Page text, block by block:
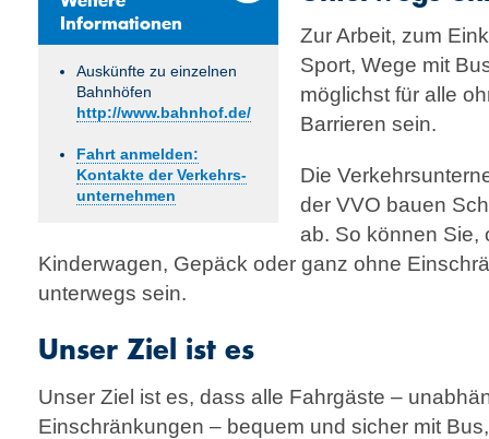
Informationen
Auskünfte zu einzelnen
Bahnhöfen
http://www.bahnhof.de/
Fahrt anmelden:
Kontakte der Verkehrs­
unternehmen
Zur Arbeit, zum
Sport, Wege mit
möglichst für alle
Barrieren sein.
Die
der VVO bauen
ab. So können Sie,
Kinderwagen, Gepäck oder ganz ohne
unterwegs sein.
Unser Ziel ist es
Unser Ziel ist es, dass alle Fahrgäste –
Einschränkungen – bequem und sicher mit